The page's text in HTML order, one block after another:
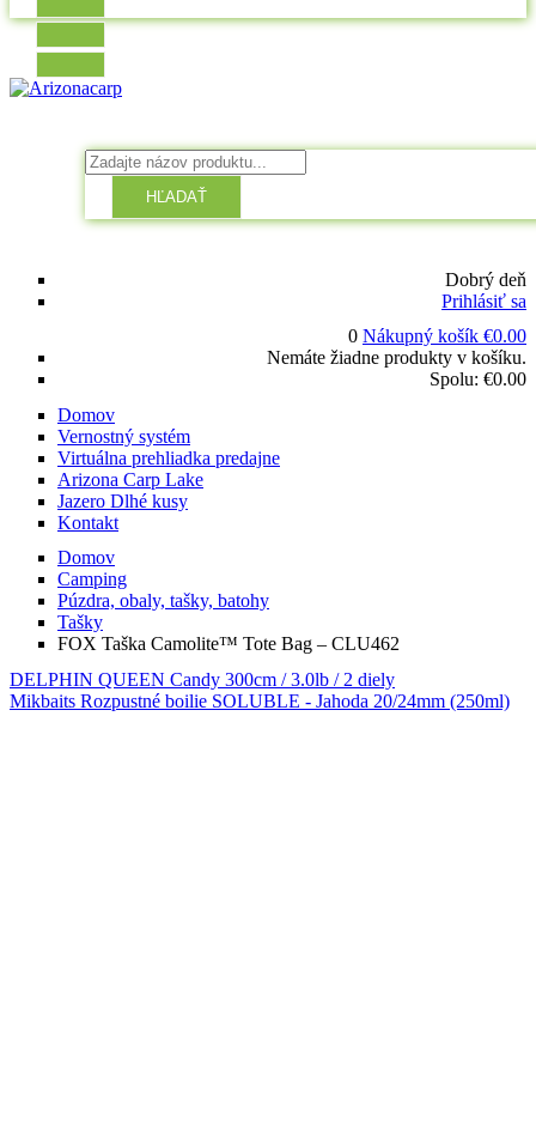
HĽADAŤ
Dobrý deň
Prihlásiť sa
0 Nákupný košík €0.00
Nemáte žiadne produkty v košíku.
Spolu: €0.00
Domov
Vernostný systém
Virtuálna prehliadka predajne
Arizona Carp Lake
Jazero Dlhé kusy
Kontakt
Domov
Camping
Púzdra, obaly, tašky, batohy
Tašky
FOX Taška Camolite™ Tote Bag – CLU462
DELPHIN QUEEN Candy 300cm / 3.0lb / 2 diely
Mikbaits Rozpustné boilie SOLUBLE - Jahoda 20/24mm (250ml)